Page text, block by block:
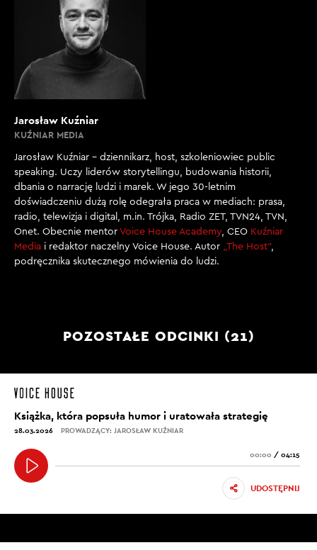
Jarosław Kuźniar
KUŹNIAR MEDIA
Jarosław Kuźniar – dziennikarz, host, szkoleniowiec public
speaking. Uczy liderów storytellingu, budowania historii,
dbania o narrację ludzi i marek. W jego 30-letnim
doświadczeniu dużą rolę odegrała praca w mediach: prasa,
radio, telewizja i digital, m.in. Trójka, Radio ZET, TVN24, TVN,
Onet. Obecnie mentor Voice House Academy, CEO Kuźniar
Media i redaktor naczelny Voice House. Autor „The Host”,
podręcznika skutecznego mówienia do ludzi.
POZOSTAŁE ODCINKI (21)
Książka, która popsuła humor i uratowała strategię
28.03.2026 PROWADZĄCY: JAROSŁAW KUŹNIAR
00:00 / 04:15
UDOSTĘPNIJ